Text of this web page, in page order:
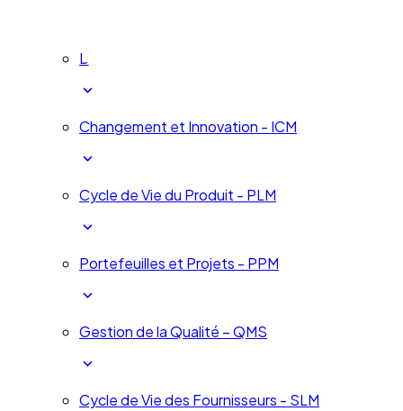
Développement humain - HDM
Changement et Innovation - ICM
Cycle de Vie du Produit - PLM
Portefeuilles et Projets - PPM
Gestion de la Qualité – QMS
Cycle de Vie des Fournisseurs - SLM